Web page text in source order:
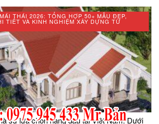
THÁI 2026: TỔNG HỢP 50+ MẪU ĐẸP,
TIẾT VÀ KINH NGHIỆM XÂY DỰNG TỪ
sự lựa chọn hàng đầu tại Việt Nam. Dưới